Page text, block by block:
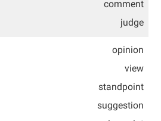
comment
judge
opinion
view
standpoint
suggestion